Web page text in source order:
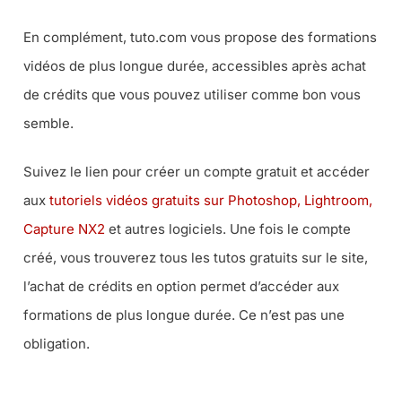
En complément, tuto.com vous propose des formations
vidéos de plus longue durée, accessibles après achat
de crédits que vous pouvez utiliser comme bon vous
semble.
Suivez le lien pour créer un compte gratuit et accéder
aux tutoriels vidéos gratuits sur Photoshop, Lightroom,
Capture NX2 et autres logiciels. Une fois le compte
créé, vous trouverez tous les tutos gratuits sur le site,
l’achat de crédits en option permet d’accéder aux
formations de plus longue durée. Ce n’est pas une
obligation.